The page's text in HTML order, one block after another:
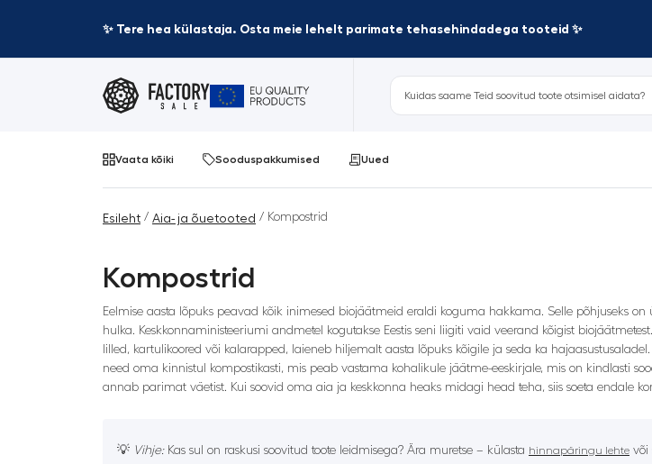
✨ Tere hea külastaja. Osta meie lehelt parimate tehasehindadega tooteid ✨
Vaata kõiki Sooduspakkumised Uued
Esileht / Aia- ja õuetooted / Kompostrid
Kompostrid
Eelmise aasta lõpuks peavad kõik inimesed biojäätmeid eraldi koguma hakkama. Selle põhjuseks
hulka. Keskkonnaministeeriumi andmetel kogutakse Eestis seni liigiti vaid veerand kõigist
lilled, kartulikoored või kalarapped, laieneb hiljemalt aasta lõpuks kõigile ja seda ka
need oma kinnistul kompostikasti, mis peab vastama kohalikule jäätme-eeskirjale, mis on kindlasti
annab parimat väetist. Kui soovid oma aia ja keskkonna heaks midagi head teha, siis soeta endale
💡 Vihje:Kas sul on raskusi soovitud toote leidmisega? Ära muretse – külasta hinnapäringu lehte või